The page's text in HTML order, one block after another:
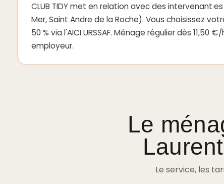
CLUB TIDY met en relation avec des
Mer, Saint Andre de la Roche). Vous choisissez
50 % via l'AICI URSSAF. Ménage régulier dès
employeur.
Le
Le service, les